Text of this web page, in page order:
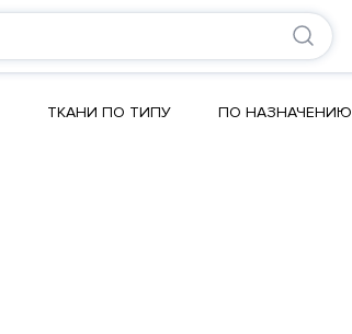
ТКАНИ ПО ТИПУ ПО НАЗНАЧЕНИЮ